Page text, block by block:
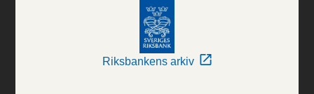
Riksbankens arkiv